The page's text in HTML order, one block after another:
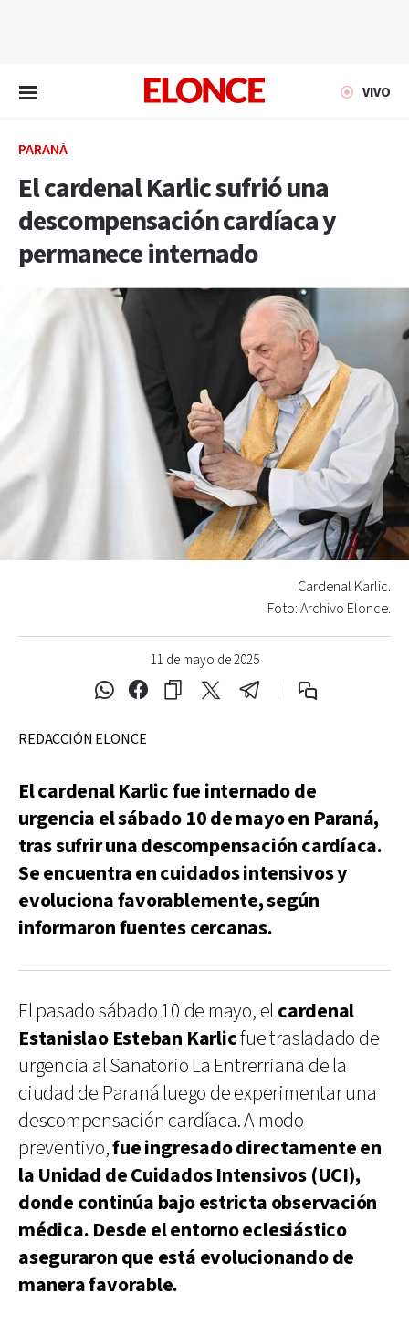
VIVO
PARANÁ
El cardenal Karlic sufrió una
descompensación cardíaca y
permanece internado
11 de mayo de 2025
Cardenal Karlic.
Foto: Archivo Elonce.
REDACCIÓN ELONCE
El cardenal Karlic fue internado de
urgencia el sábado 10 de mayo en Paraná,
tras sufrir una descompensación cardíaca.
Se encuentra en cuidados intensivos y
evoluciona favorablemente, según
informaron fuentes cercanas.
El pasado sábado 10 de mayo, el cardenal
Estanislao Esteban Karlicfue trasladado de
urgencia al Sanatorio La Entrerriana de la
ciudad de Paraná luego de experimentar una
descompensación cardíaca. A modo
preventivo,fue ingresado directamente en
la Unidad de Cuidados Intensivos (UCI),
donde continúa bajo estricta observación
médica. Desde el entorno eclesiástico
aseguraron que está evolucionando de
manera favorable.